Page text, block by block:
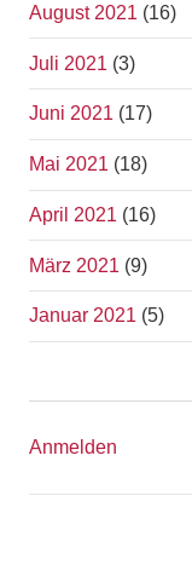
August 2021 (16)
Juli 2021 (3)
Juni 2021 (17)
Mai 2021 (18)
April 2021 (16)
März 2021 (9)
Januar 2021 (5)
Anmelden